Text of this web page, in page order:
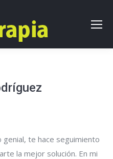
te hace seguimiento
la mejor solución. En mi